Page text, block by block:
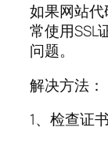
如果网站
常使用SSL
问题。
解决方法：
1、检查证